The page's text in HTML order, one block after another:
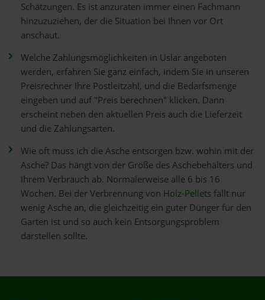
Schätzungen. Es ist anzuraten immer einen Fachmann
hinzuzuziehen, der die Situation bei Ihnen vor Ort
anschaut.
Welche Zahlungsmöglichkeiten in Uslar angeboten
werden, erfahren Sie ganz einfach, indem Sie in unseren
Preisrechner Ihre Postleitzahl, und die Bedarfsmenge
eingeben und auf "Preis berechnen" klicken. Dann
erscheint neben den aktuellen Preis auch die Lieferzeit
und die Zahlungsarten.
Wie oft muss ich die Asche entsorgen bzw. wohin mit der
Asche? Das hängt von der Größe des Aschebehälters und
Ihrem Verbrauch ab. Normalerweise alle 6 bis 16
Wochen. Bei der Verbrennung von Holz-Pelletsfällt nur
wenig Asche an, die gleichzeitig ein guter Dünger für den
Garten ist und so auch kein Entsorgungsproblem
darstellen sollte.